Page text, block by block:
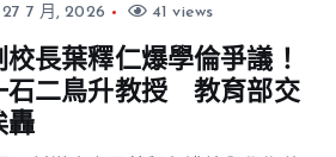
27 7 月, 2026 41 views
長葉釋仁爆學倫爭議！
石二鳥升教授 教育部交
轟